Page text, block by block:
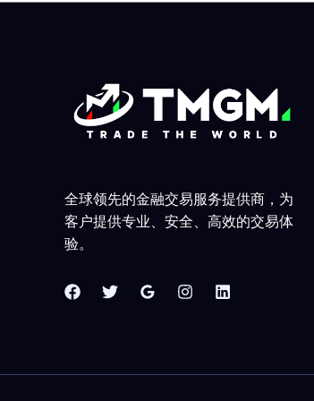
全球领先的金融交易服务提供商，为
客户提供专业、安全、高效的交易体
验。